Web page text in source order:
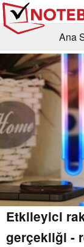
Ana
Öneri /SSS
Arama
İletişim
Etkileyici
gerçekliği -